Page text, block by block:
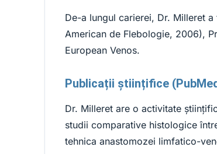
De-a lungul carierei, Dr. Milleret
American de Flebologie, 2006),
European Venos.
Publicații științifice
Dr. Milleret are o activitate
studii comparative histologice
tehnica anastomozei limfatico-